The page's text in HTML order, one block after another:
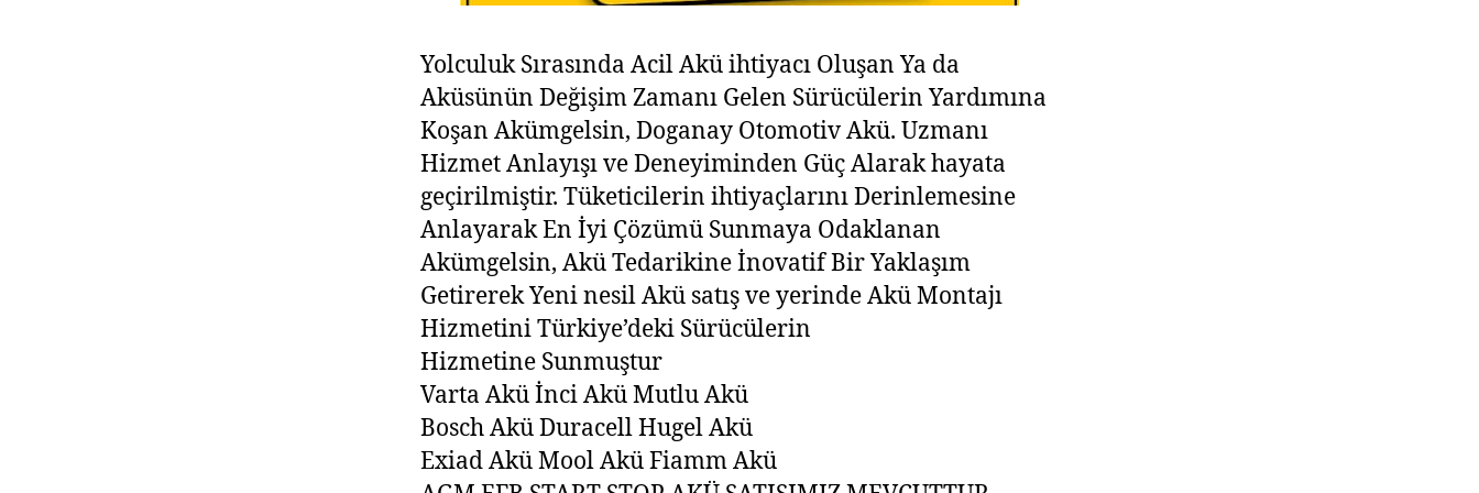
Yolculuk Sırasında Acil Akü ihtiyacı Oluşan Ya da
Aküsünün Değişim Zamanı Gelen Sürücülerin Yardımına
Koşan Akümgelsin, Doganay Otomotiv Akü. Uzmanı
Hizmet Anlayışı ve Deneyiminden Güç Alarak hayata
geçirilmiştir. Tüketicilerin ihtiyaçlarını Derinlemesine
Anlayarak En İyi Çözümü Sunmaya Odaklanan
Akümgelsin, Akü Tedarikine İnovatif Bir Yaklaşım
Getirerek Yeni nesil Akü satış ve yerinde Akü Montajı
Hizmetini Türkiye’deki Sürücülerin
Hizmetine Sunmuştur
Varta Akü İnci Akü Mutlu Akü
Bosch Akü Duracell Hugel Akü
Exiad Akü Mool Akü Fiamm Akü